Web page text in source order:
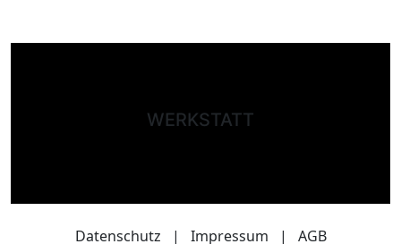
WERKSTATT
Datenschutz | Impressum | AGB